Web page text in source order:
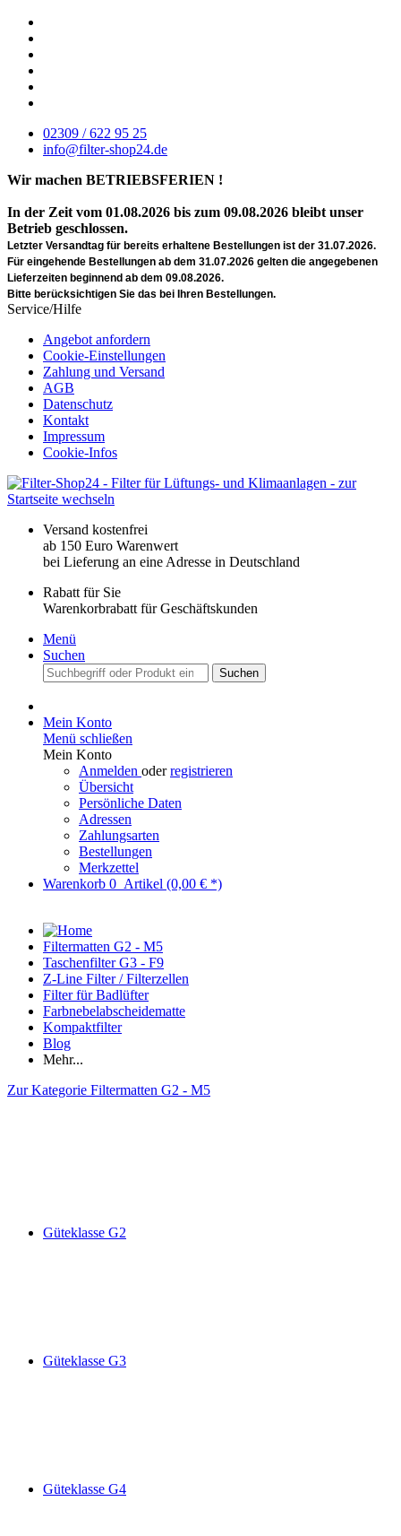
02309 / 622 95 25
info@filter-shop24.de
Wir machen BETRIEBSFERIEN !
In der Zeit vom 01.08.2026 bis zum 09.08.2026 bleibt unser
Betrieb geschlossen.
Letzter Versandtag für bereits erhaltene Bestellungen ist der 31.07.2026.
Für eingehende Bestellungen ab dem 31.07.2026 gelten die angegebenen
Lieferzeiten beginnend ab dem 09.08.2026.
Bitte berücksichtigen Sie das bei Ihren Bestellungen.
Service/Hilfe
Angebot anfordern
Cookie-Einstellungen
Zahlung und Versand
AGB
Datenschutz
Kontakt
Impressum
Cookie-Infos
Versand kostenfrei
ab 150 Euro Warenwert
bei Lieferung an eine Adresse in Deutschland
Rabatt für Sie
Warenkorbrabatt für Geschäftskunden
Menü
Suchen
Suchen
Mein Konto
Menü schließen
Mein Konto
Anmelden oderregistrieren
Übersicht
Persönliche Daten
Adressen
Zahlungsarten
Bestellungen
Merkzettel
Warenkorb 0 Artikel (0,00 € *)
Filtermatten G2 - M5
Taschenfilter G3 - F9
Z-Line Filter / Filterzellen
Filter für Badlüfter
Farbnebelabscheidematte
Kompaktfilter
Blog
Mehr...
Zur Kategorie Filtermatten G2 - M5
Güteklasse G2
Güteklasse G3
Güteklasse G4